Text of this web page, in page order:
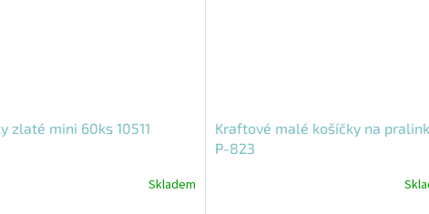
zlaté mini 60ks 10511
Skladem
Kraftové malé košíčky na
P-823